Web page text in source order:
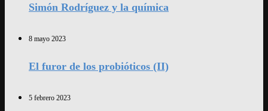
Simón Rodríguez y la química
8 mayo 2023
El furor de los probióticos (II)
5 febrero 2023